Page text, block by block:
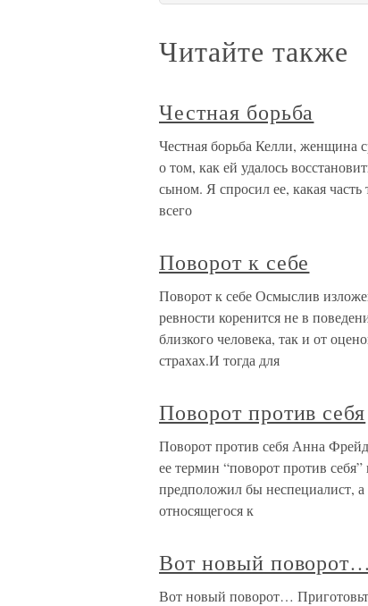
Читайте также
Честная борьба
Честная борьба Келли, женщина
о том, как ей удалось
сыном. Я спросил ее, какая
всего
Поворот к себе
Поворот к себе Осмыслив
ревности коренится не в
близкого человека, так и от
страхах.И тогда для
Поворот против себя
Поворот против себя Анна
ее термин “поворот против
предположил бы неспециалист,
относящегося к
Вот новый поворот…
Вот новый поворот…